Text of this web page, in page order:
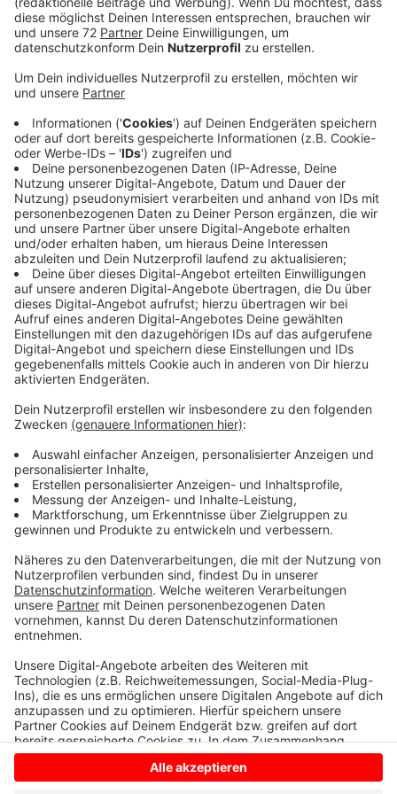
heute zu Sondierungsgesprächen.
Veröffentlicht:Montag, 06.01.2020 07:08
Anzeige
Bei der Eurobahn geht der Streik weiter und in der
RADIO RST-Region fallen ab heute (06.01.19) noch
mehr Züge aus. Zwischen Münster und Rheine fahren
die Regionalbahnen RB 65 nur noch stündlich und nicht
mehr halbstündlich. Zwischen Münster und Osnabrück
fahren gar keine Züge der Eurobahn. Das Unternehmen
setzt Busse ein und verweist auf die anderen Züge auf
dieser Strecke. Entlang der Linie RB 66 hat die
Eurobahn einen Schnellbus, der direkt zwischen
Münster und Osnabrück fährt, eingerichtet. Ein
weiterer Bus fährt alle Halte entlang der Linie an.
Linie RE 2 zu nutzen. Unternehmen und Gewerkschaft
treffen sich heute zu neuen Sondierungsgesprächen.
Die EVG fordert für die Beschäftigten 7,5 Prozent
mehr Geld, Zeitguthabenkonten sowie eine
betriebliche Altersvorsorge.
Aktuelle Infos der Eurobahn
Anzeige
Anzeige